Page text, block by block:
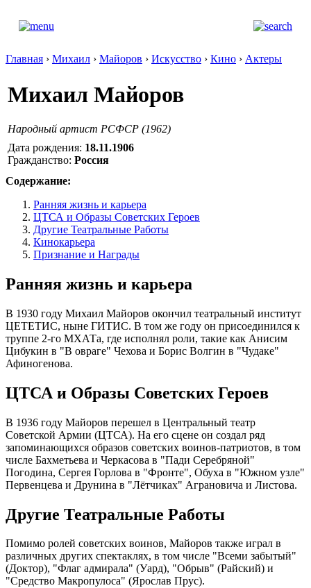
Главная › Михаил › Майоров › Искусство › Кино › Актеры
Михаил Майоров
Народный артист РСФСР (1962)
Дата рождения: 18.11.1906
Гражданство: Россия
Содержание:
Ранняя жизнь и карьера
ЦТСА и Образы Советских Героев
Другие Театральные Работы
Кинокарьера
Признание и Награды
Ранняя жизнь и карьера
В 1930 году Михаил Майоров окончил театральный институт
ЦЕТЕТИС, ныне ГИТИС. В том же году он присоединился к
труппе 2-го МХАТа, где исполнял роли, такие как Анисим
Цибукин в "В овраге" Чехова и Борис Волгин в "Чудаке"
Афиногенова.
ЦТСА и Образы Советских Героев
В 1936 году Майоров перешел в Центральный театр
Советской Армии (ЦТСА). На его сцене он создал ряд
запоминающихся образов советских воинов-патриотов, в том
числе Бахметьева и Черкасова в "Пади Серебряной"
Погодина, Сергея Горлова в "Фронте", Обуха в "Южном узле"
Первенцева и Друнина в "Лётчиках" Аграновича и Листова.
Другие Театральные Работы
Помимо ролей советских воинов, Майоров также играл в
различных других спектаклях, в том числе "Всеми забытый"
(Доктор), "Флаг адмирала" (Уард), "Обрыв" (Райский) и
"Средство Макропулоса" (Ярослав Прус).